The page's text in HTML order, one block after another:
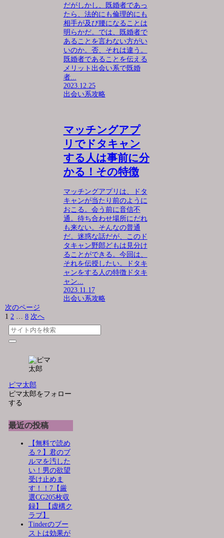
だがしかし、既婚者であっ
たら、法的にも倫理的にも
相手が及び腰になることは
明らかだ。では、既婚者で
あることを言わない方がい
いのか。否、それは違う。
既婚者であることを伝える
メリット出会い系で既婚
者...
2023.12.25
出会い系攻略
マッチングアプ
リでドタキャン
する人は事前に分
かる！その特徴
マッチングアプリは、ドタ
キャンが当たり前のように
おこる。会う前に音信不
通。待ち合わせ場所にだれ
も来ない。そんなの普通
だ。迷惑な話だが、このド
タキャン野郎どもは見分け
ることができる。今回は、
それを伝授したい。ドタキ
ャンをする人の特徴ドタキ
ャン...
2023.11.17
出会い系攻略
次のページ
1 2 … 8 次へ
ピマ太郎
ピマ太郎をフォロー
する
最近の投稿
【無料で読め
る？】君のブ
ルマを汚した
い！男の欲望
受け止めま
す！！7【厳
選CG205枚収
録】 【虚構ク
ラブ】
Tinderのブー
ストは効果が